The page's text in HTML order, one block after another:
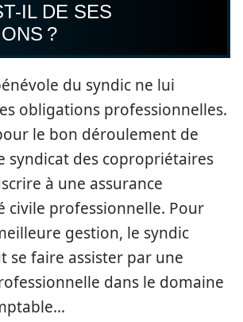
IL DE SES
?
du syndic ne lui
obligations professionnelles.
le bon déroulement de
syndicat des copropriétaires
à une assurance
civile professionnelle. Pour
gestion, le syndic
se faire assister par une
dans le domaine